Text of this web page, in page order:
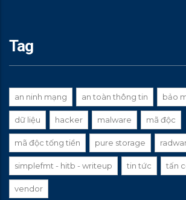
Tag
an ninh mạng an toàn thông tin bảo
dữ liệu hacker malware mã độc
mã độc tống tiền pure storage
simplefmt - hitb - writeup tin tức tấn
vendor